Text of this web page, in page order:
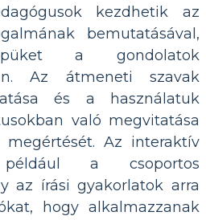
kezdhetik az
bemutatásával,
a gondolatok
Az átmeneti szavak
és a használatuk
való megvitatása
Az interaktív
például a csoportos
az írási gyakorlatok arra
hogy alkalmazzanak